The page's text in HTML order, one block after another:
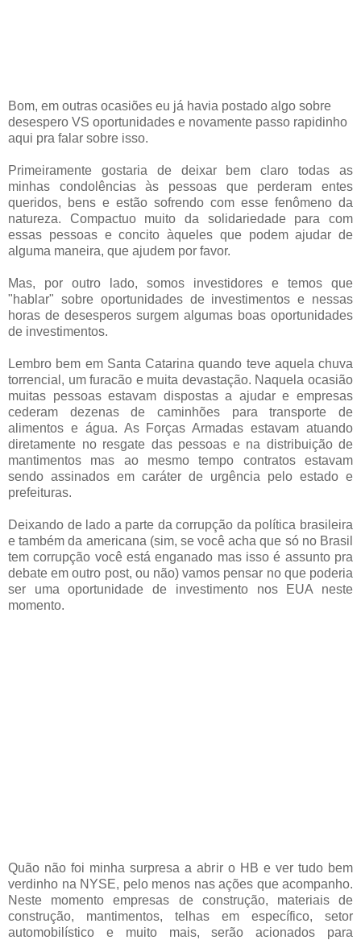
Bom, em outras ocasiões eu já havia postado algo sobre
desespero VS oportunidades e novamente passo rapidinho
aqui pra falar sobre isso.
Primeiramente gostaria de deixar bem claro todas as
minhas condolências às pessoas que perderam entes
queridos, bens e estão sofrendo com esse fenômeno da
natureza. Compactuo muito da solidariedade para com
essas pessoas e concito àqueles que podem ajudar de
alguma maneira, que ajudem por favor.
Mas, por outro lado, somos investidores e temos que
"hablar" sobre oportunidades de investimentos e nessas
horas de desesperos surgem algumas boas oportunidades
de investimentos.
Lembro bem em Santa Catarina quando teve aquela chuva
torrencial, um furacão e muita devastação. Naquela ocasião
muitas pessoas estavam dispostas a ajudar e empresas
cederam dezenas de caminhões para transporte de
alimentos e água. As Forças Armadas estavam atuando
diretamente no resgate das pessoas e na distribuição de
mantimentos mas ao mesmo tempo contratos estavam
sendo assinados em caráter de urgência pelo estado e
prefeituras.
Deixando de lado a parte da corrupção da política brasileira
e também da americana (sim, se você acha que só no Brasil
tem corrupção você está enganado mas isso é assunto pra
debate em outro post, ou não) vamos pensar no que poderia
ser uma oportunidade de investimento nos EUA neste
momento.
Quão não foi minha surpresa a abrir o HB e ver tudo bem
verdinho na NYSE, pelo menos nas ações que acompanho.
Neste momento empresas de construção, materiais de
construção, mantimentos, telhas em específico, setor
automobilístico e muito mais, serão acionados para